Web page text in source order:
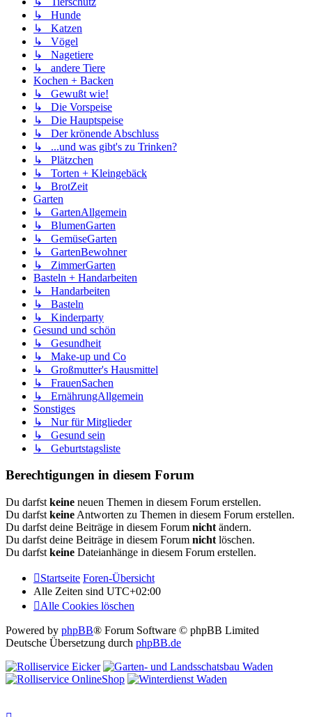
↳ Hunde
↳ Katzen
↳ Vögel
↳ Nagetiere
↳ andere Tiere
Kochen + Backen
↳ Gewußt wie!
↳ Die Vorspeise
↳ Die Hauptspeise
↳ Der krönende Abschluss
↳ ...und was gibt's zu Trinken?
↳ Plätzchen
↳ Torten + Kleingebäck
↳ BrotZeit
Garten
↳ GartenAllgemein
↳ BlumenGarten
↳ GemüseGarten
↳ GartenBewohner
↳ ZimmerGarten
Basteln + Handarbeiten
↳ Handarbeiten
↳ Basteln
↳ Kinderparty
Gesund und schön
↳ Gesundheit
↳ Make-up und Co
↳ Großmutter's Hausmittel
↳ FrauenSachen
↳ ErnährungAllgemein
Sonstiges
↳ Nur für Mitglieder
↳ Gesund sein
↳ Geburtstagsliste
Berechtigungen in diesem Forum
Du darfst keine neuen Themen in diesem Forum erstellen.
Du darfst keine Antworten zu Themen in diesem Forum erstellen.
Du darfst deine Beiträge in diesem Forum nicht ändern.
Du darfst deine Beiträge in diesem Forum nicht löschen.
Du darfst keine Dateianhänge in diesem Forum erstellen.
Startseite Foren-Übersicht
Alle Zeiten sind UTC+02:00
Alle Cookies löschen
Powered by phpBB® Forum Software © phpBB Limited
Deutsche Übersetzung durch phpBB.de